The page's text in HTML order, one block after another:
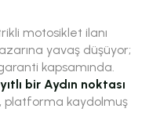
motosiklet ilanı
yavaş düşüyor;
kapsamında.
bir Aydın noktası
platforma kaydolmuş